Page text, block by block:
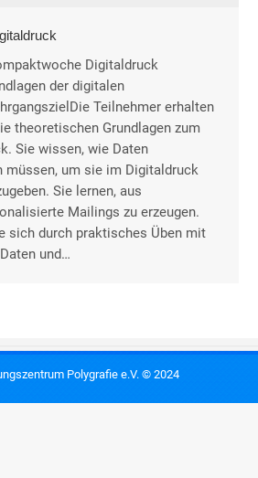
Digitaldruck
der digitalen
Teilnehmer erhalten
theoretischen Grundlagen zum
Sie wissen, wie Daten
müssen, um sie im Digitaldruck
Sie lernen, aus
Mailings zu erzeugen.
sich durch praktisches Üben mit
und…
Polygrafie e.V. © 2024